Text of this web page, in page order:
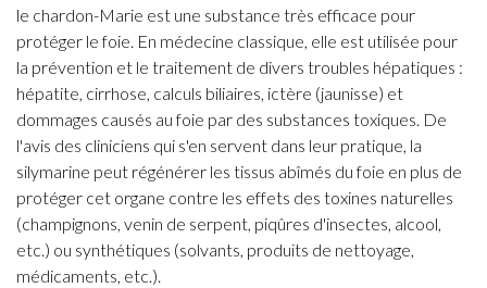
le chardon-Marie est une substance très efficace pour
protéger le foie. En médecine classique, elle est utilisée pour
la prévention et le traitement de divers troubles hépatiques :
hépatite, cirrhose, calculs biliaires, ictère (jaunisse) et
dommages causés au foie par des substances toxiques. De
l'avis des cliniciens qui s'en servent dans leur pratique, la
silymarine peut régénérer les tissus abîmés du foie en plus de
protéger cet organe contre les effets des toxines naturelles
(champignons, venin de serpent, piqûres d'insectes, alcool,
etc.) ou synthétiques (solvants, produits de nettoyage,
médicaments, etc.).